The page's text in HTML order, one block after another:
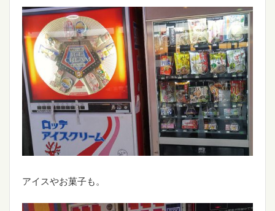
アイスやお菓子も。